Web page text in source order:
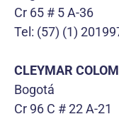
Cr 65 # 5 A-36
Tel: (57) (1)
CLEYMAR
Bogotá
Cr 96 C # 22 A-21